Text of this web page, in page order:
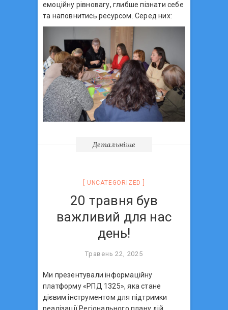
емоційну рівновагу, глибше пізнати себе
та наповнитись ресурсом. Серед них:
Детальніше
UNCATEGORIZED
20 травня був
важливий для нас
день!
Травень 22, 2025
Ми презентували інформаційну
платформу «РПД 1325», яка стане
дієвим інструментом для підтримки